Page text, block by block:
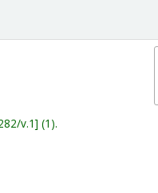
v.1 (1).